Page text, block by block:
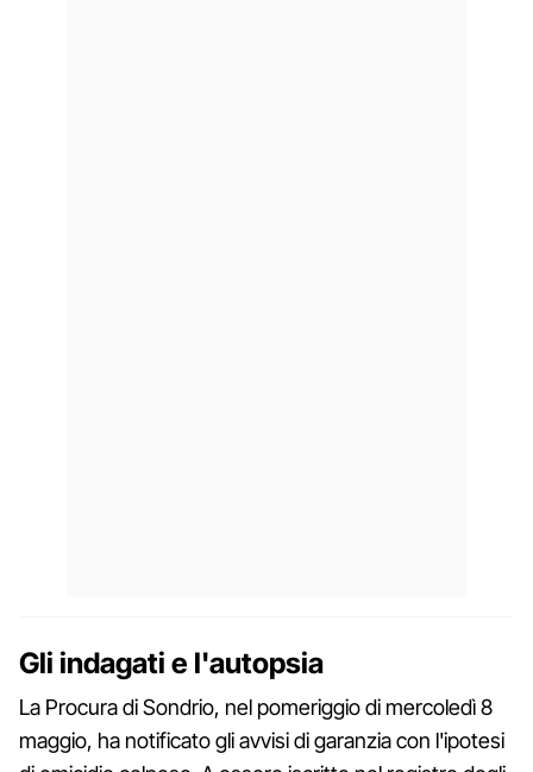
Gli indagati e l'autopsia
La Procura di Sondrio, nel pomeriggio di mercoledì 8
maggio, ha notificato gli avvisi di garanzia con l'ipotesi